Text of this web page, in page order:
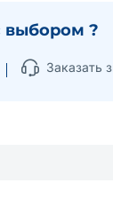
?
Заказать